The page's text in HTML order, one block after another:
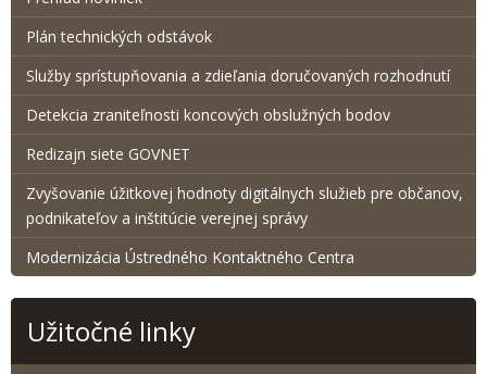
Plán technických odstávok
Služby sprístupňovania a zdieľania doručovaných rozhodnutí
Detekcia zraniteľnosti koncových obslužných bodov
Redizajn siete GOVNET
Zvyšovanie úžitkovej hodnoty digitálnych služieb pre občanov,
podnikateľov a inštitúcie verejnej správy
Modernizácia Ústredného Kontaktného Centra
Užitočné linky